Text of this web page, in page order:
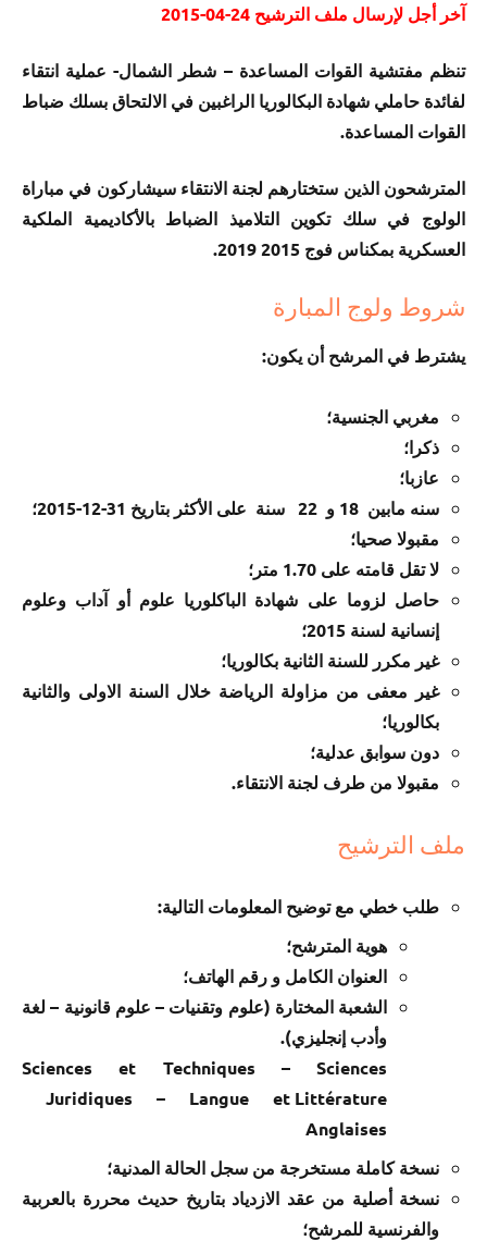
آخر أجل لإرسال ملف الترشيح 24-04-2015
تنظم مفتشية القوات المساعدة – شطر الشمال- عملية انتقاء
لفائدة حاملي شهادة البكالوريا الراغبين في الالتحاق بسلك ضباط
القوات المساعدة.
المترشحون الذين ستختارهم لجنة الانتقاء سيشاركون في مباراة
الولوج في سلك تكوين التلاميذ الضباط بالأكاديمية الملكية
العسكرية بمكناس فوج 2015 2019.
شروط ولوج المبارة
يشترط في المرشح أن يكون:
مغربي الجنسية؛
ذكرا؛
عازبا؛
سنه مابين 18 و 22 سنة على الأكثر بتاريخ 31-12-2015؛
مقبولا صحيا؛
لا تقل قامته على 1.70 متر؛
حاصل لزوما على شهادة الباكلوريا علوم أو آداب وعلوم
إنسانية لسنة 2015؛
غير مكرر للسنة الثانية بكالوريا؛
غير معفى من مزاولة الرياضة خلال السنة الاولى والثانية
بكالوريا؛
دون سوابق عدلية؛
مقبولا من طرف لجنة الانتقاء.
ملف الترشيح
طلب خطي مع توضيح المعلومات التالية:
هوية المترشح؛
العنوان الكامل و رقم الهاتف؛
الشعبة المختارة (علوم وتقنيات – علوم قانونية – لغة
وأدب إنجليزي).
Sciences et Techniques – Sciences
Juridiques – Langue et Littérature
Anglaises
نسخة كاملة مستخرجة من سجل الحالة المدنية؛
نسخة أصلية من عقد الازدياد بتاريخ حديث محررة بالعربية
والفرنسية للمرشح؛